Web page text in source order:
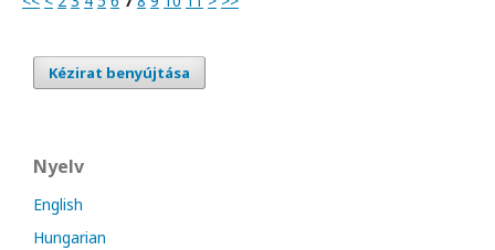
Kézirat benyújtása
Nyelv
English
Hungarian